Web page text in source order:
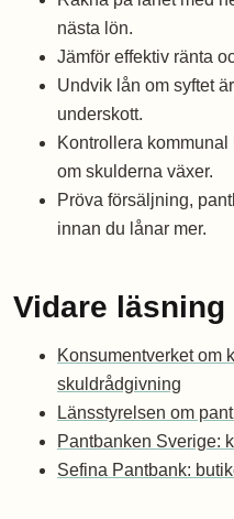
nästa lön.
Jämför effektiv ränta
Undvik lån om syftet
underskott.
Kontrollera
om skulderna växer.
Pröva försäljning,
innan du lånar mer.
Vidare läsning
Konsumentverket om
skuldrådgivning
Länsstyrelsen om
Pantbanken Sverige:
Sefina Pantbank: